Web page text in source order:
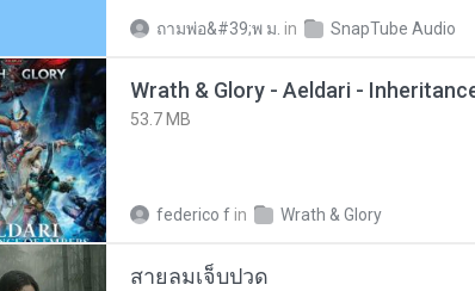
ถามพ่อ&#39;พ ม. in SnapTube Audio
53.7 MB
federico f in Wrath & Glory
สายลมเจ็บปวด